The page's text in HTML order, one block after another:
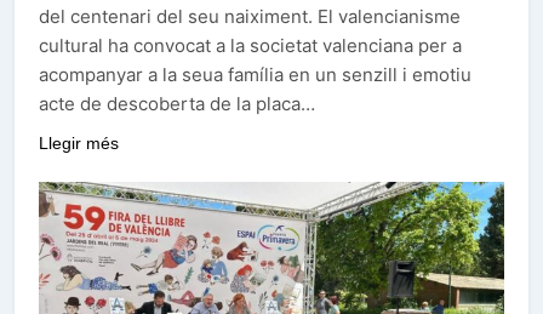
del centenari del seu naiximent. El valencianisme
cultural ha convocat a la societat valenciana per a
acompanyar a la seua família en un senzill i emotiu
acte de descoberta de la placa…
Llegir més